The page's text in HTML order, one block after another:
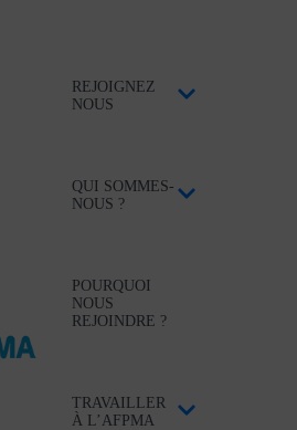
REJOIGNEZ
NOUS
QUI SOMMES-
NOUS ?
POURQUOI
NOUS
REJOINDRE ?
TRAVAILLER
À L’AFPMA